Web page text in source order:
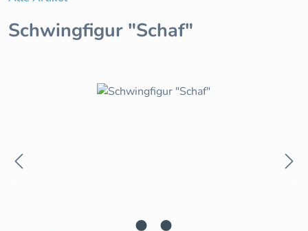
Schwingfigur "Schaf"
Bildergalerie überspringen